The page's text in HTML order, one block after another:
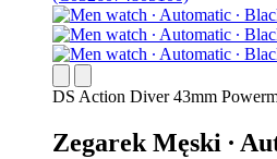
DS Action Diver 43mm
Zegarek Męski ∙